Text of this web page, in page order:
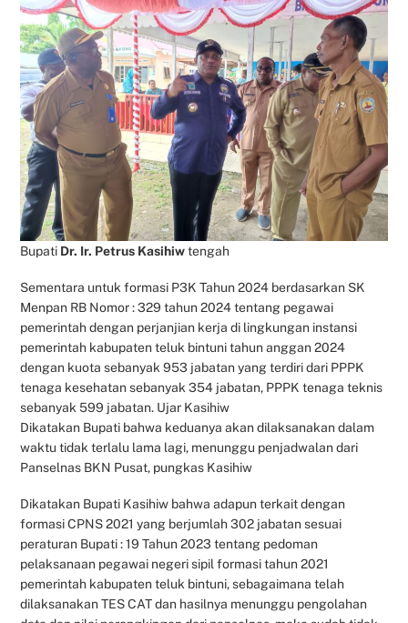
Bupati Dr. Ir. Petrus Kasihiwtengah
Sementara untuk formasi P3K Tahun 2024 berdasarkan SK
Menpan RB Nomor : 329 tahun 2024 tentang pegawai
pemerintah dengan perjanjian kerja di lingkungan instansi
pemerintah kabupaten teluk bintuni tahun anggan 2024
dengan kuota sebanyak 953 jabatan yang terdiri dari PPPK
tenaga kesehatan sebanyak 354 jabatan, PPPK tenaga teknis
sebanyak 599 jabatan. Ujar Kasihiw
Dikatakan Bupati bahwa keduanya akan dilaksanakan dalam
waktu tidak terlalu lama lagi, menunggu penjadwalan dari
Panselnas BKN Pusat, pungkas Kasihiw
Dikatakan Bupati Kasihiw bahwa adapun terkait dengan
formasi CPNS 2021 yang berjumlah 302 jabatan sesuai
peraturan Bupati : 19 Tahun 2023 tentang pedoman
pelaksanaan pegawai negeri sipil formasi tahun 2021
pemerintah kabupaten teluk bintuni, sebagaimana telah
dilaksanakan TES CAT dan hasilnya menunggu pengolahan